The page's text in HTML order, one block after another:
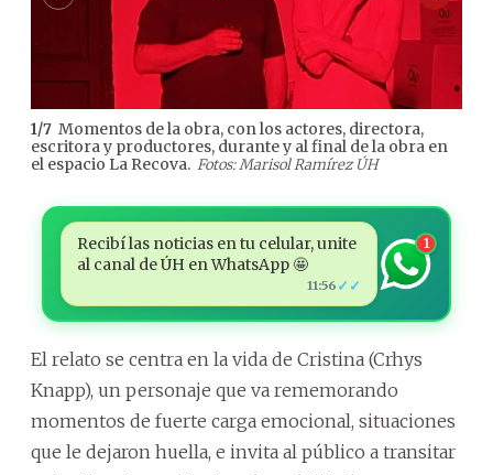
1/7 Momentos de la obra, con los actores, directora,
escritora y productores, durante y al final de la obra en
el espacio La Recova. Fotos: Marisol Ramírez ÚH
Recibí las noticias en tu celular, unite
al canal de ÚH en WhatsApp 🤩
11:56 ✓✓
1
El relato se centra en la vida de Cristina (Crhys
Knapp), un personaje que va rememorando
momentos de fuerte carga emocional, situaciones
que le dejaron huella, e invita al público a transitar